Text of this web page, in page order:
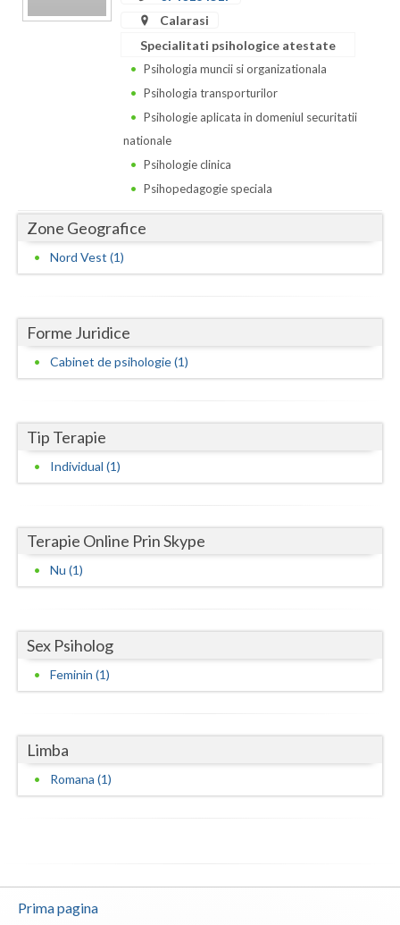
Constanta
Gorj
Harghita
Ialomita
Maramures
Mehedinti
Neamt
Olt
Satu-Mare
Suceava
Teleorman
Valcea
Calarasi
Specialitati psihologice atestate
Psihologia muncii si organizationala
Psihologia transporturilor
Psihologie aplicata in domeniul securitatii
nationale
Psihologie clinica
Psihopedagogie speciala
Zone Geografice
Nord Vest (1)
Forme Juridice
Cabinet de psihologie (1)
Tip Terapie
Individual (1)
Terapie Online Prin Skype
Nu (1)
Sex Psiholog
Feminin (1)
Limba
Romana (1)
Prima pagina